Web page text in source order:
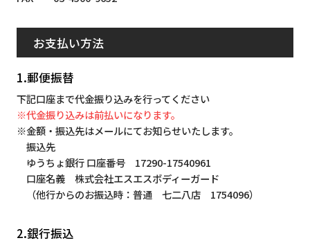
お支払い方法
1.郵便振替
下記口座まで代金振り込みを行ってください
※代金振り込みは前払いになります。
※金額・振込先はメールにてお知らせいたします。
振込先
ゆうちょ銀行 口座番号 17290-17540961
口座名義 株式会社エスエスボディーガード
（他行からのお振込時：普通 七二八店 1754096）
2.銀行振込